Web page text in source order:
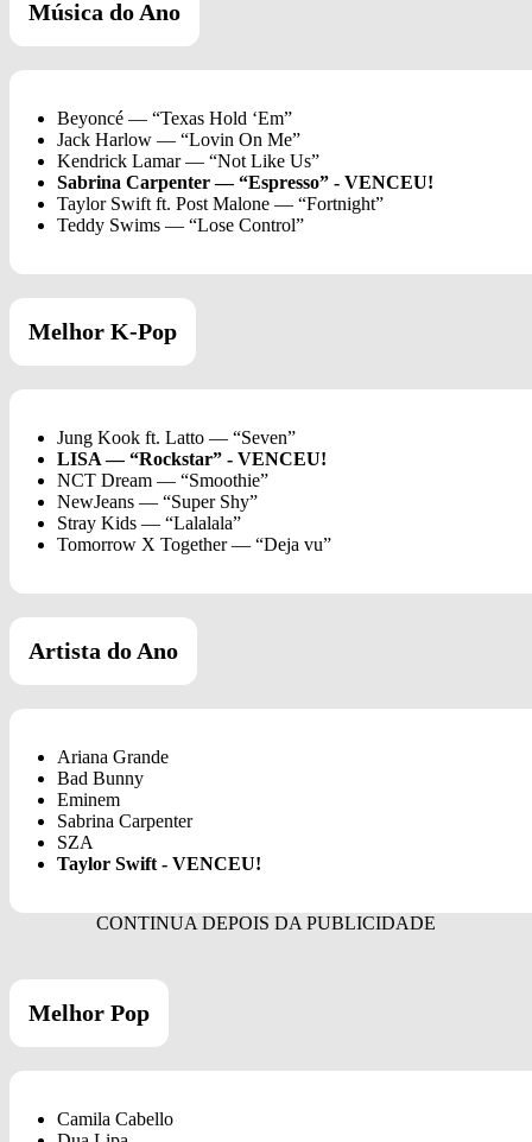
Música do Ano
Beyoncé — “Texas Hold ‘Em”
Jack Harlow — “Lovin On Me”
Kendrick Lamar — “Not Like Us”
Sabrina Carpenter — “Espresso” - VENCEU!
Taylor Swift ft. Post Malone — “Fortnight”
Teddy Swims — “Lose Control”
Melhor K-Pop
Jung Kook ft. Latto — “Seven”
LISA — “Rockstar” - VENCEU!
NCT Dream — “Smoothie”
NewJeans — “Super Shy”
Stray Kids — “Lalalala”
Tomorrow X Together — “Deja vu”
Artista do Ano
Ariana Grande
Bad Bunny
Eminem
Sabrina Carpenter
SZA
Taylor Swift - VENCEU!
Melhor Pop
Camila Cabello